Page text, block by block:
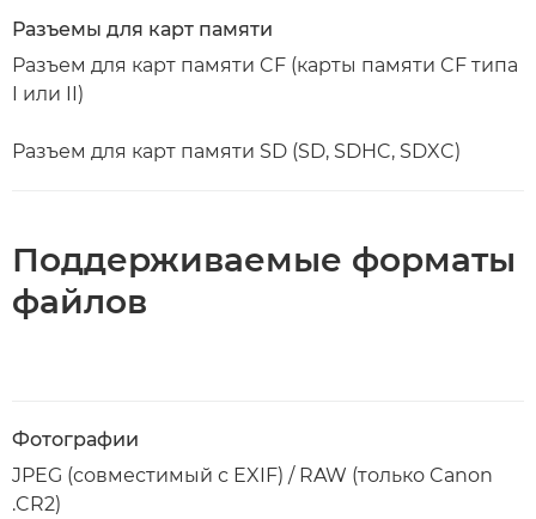
Разъемы для карт памяти
Разъем для карт памяти CF (карты памяти CF типа
I или II)
Разъем для карт памяти SD (SD, SDHC, SDXC)
Поддерживаемые форматы
файлов
Фотографии
JPEG (совместимый с EXIF) / RAW (только Canon
.CR2)